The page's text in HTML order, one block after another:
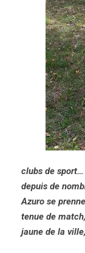
clubs de
depuis de
Azuro se
tenue de
jaune de la